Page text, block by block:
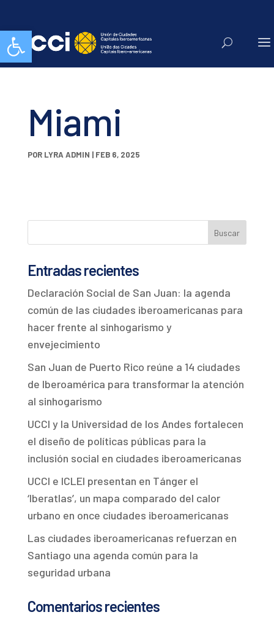
Abrir barra de herramientas
Miami
POR LYRA ADMIN | FEB 6, 2025
Entradas recientes
Declaración Social de San Juan: la agenda
común de las ciudades iberoamericanas para
hacer frente al sinhogarismo y
envejecimiento
San Juan de Puerto Rico reúne a 14 ciudades
de Iberoamérica para transformar la atención
al sinhogarismo
UCCI y la Universidad de los Andes fortalecen
el diseño de políticas públicas para la
inclusión social en ciudades iberoamericanas
UCCI e ICLEI presentan en Tánger el
‘Iberatlas’, un mapa comparado del calor
urbano en once ciudades iberoamericanas
Las ciudades iberoamericanas refuerzan en
Santiago una agenda común para la
seguridad urbana
Comentarios recientes